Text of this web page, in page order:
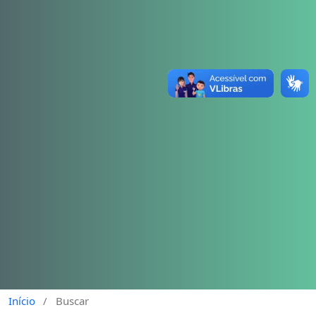
Início / Buscar